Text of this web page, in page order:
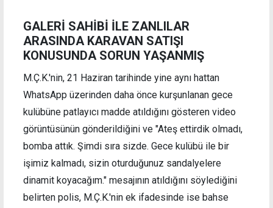
GALERİ SAHİBİ İLE ZANLILAR
ARASINDA KARAVAN SATIŞI
KONUSUNDA SORUN YAŞANMIŞ
M.Ç.K.'nin, 21 Haziran tarihinde yine aynı hattan
WhatsApp üzerinden daha önce kurşunlanan gece
kulübüne patlayıcı madde atıldığını gösteren video
görüntüsünün gönderildiğini ve "Ateş ettirdik olmadı,
bomba attık. Şimdi sıra sizde. Gece kulübü ile bir
işimiz kalmadı, sizin oturduğunuz sandalyelere
dinamit koyacağım." mesajının atıldığını söylediğini
belirten polis, M.Ç.K.'nin ek ifadesinde ise bahse